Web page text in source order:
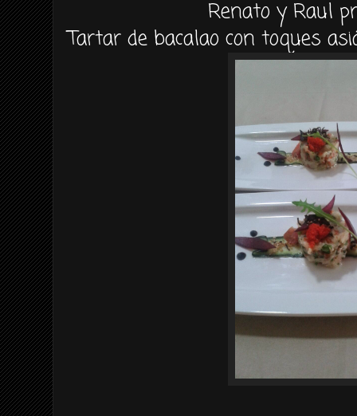
Renato y Raul
Tartar de bacalao con toques